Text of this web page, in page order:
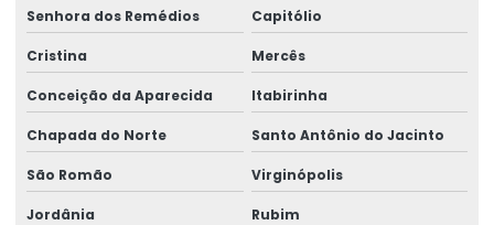
Senhora dos Remédios Capitólio
Cristina Mercês
Conceição da Aparecida Itabirinha
Chapada do Norte Santo Antônio do Jacinto
São Romão Virginópolis
Jordânia Rubim